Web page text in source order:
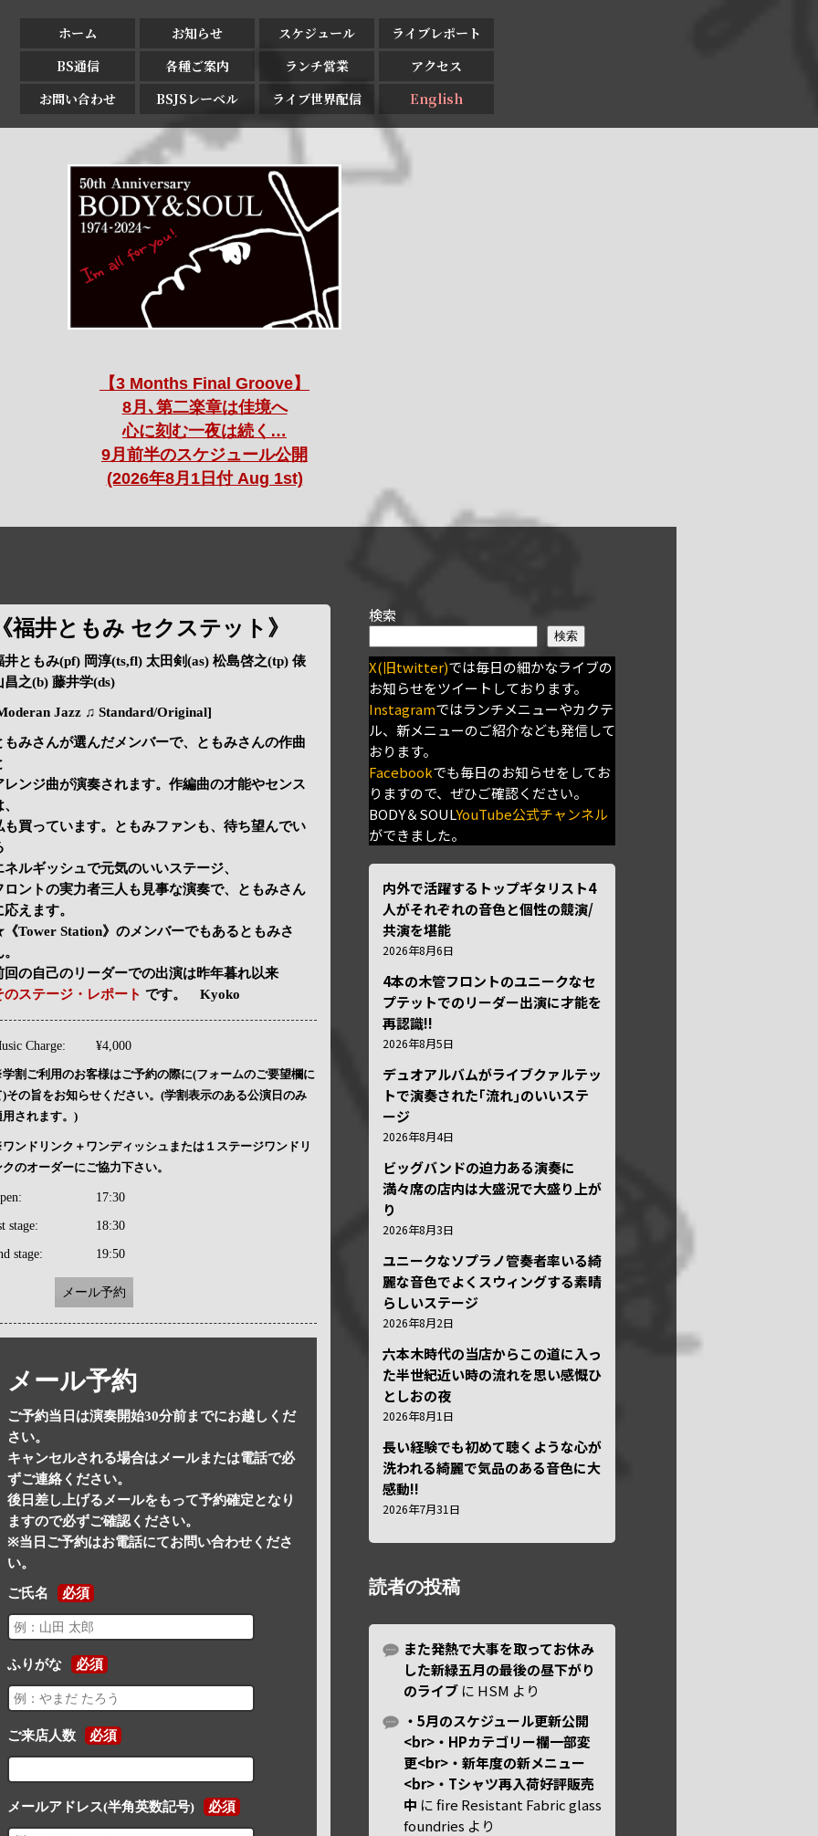
ホーム お知らせ スケジュール
ライブレポート
BS通信
各種ご案内 ランチ営業
アクセス
お問い合わせ
BSJSレーベル ライブ世界配信 English
【3 Months Final Groove】
8月､第二楽章は佳境へ
心に刻む一夜は続く…
9月前半のスケジュール公開
(2026年8月1日付 Aug 1st)
福井ともみ セクステット》
井ともみ(pf) 岡淳(ts,fl) 太田剣(as) 松島啓之(tp) 俵
昌之(b) 藤井学(ds)
Jazz ♫ Standard/Original]
もみさんが選んだメンバーで、ともみさんの作曲
レンジ曲が演奏されます。作編曲の才能やセンス
も買っています。ともみファンも、待ち望んでい
ネルギッシュで元気のいいステージ、
ロントの実力者三人も見事な演奏で、ともみさん
応えます。
Tower Station》のメンバーでもあるともみさ
回の自己のリーダーでの出演は昨年暮れ以来
のステージ・レポート です。 Kyoko
Charge: ¥4,000
割ご利用のお客様はご予約の際に(フォームのご要望欄に
)その旨をお知らせください。(学割表示のある公演日のみ
用されます。)
ンドリンク＋ワンディッシュまたは１ステージワンドリ
クのオーダーにご協力下さい。
17:30
stage: 18:30
stage: 19:50
メール予約
メール予約
ご予約当日は演奏開始30分前までにお越しくだ
さい。
キャンセルされる場合はメールまたは電話で必
ずご連絡ください。
後日差し上げるメールをもって予約確定となり
ますので必ずご確認ください。
※当日ご予約はお電話にてお問い合わせくださ
い。
ご氏名 必須
ふりがな 必須
ご来店人数 必須
メールアドレス(半角英数記号) 必須
検索
検索
X(旧twitter)では毎日の細かなライブの
お知らせをツイートしております。
Instagramではランチメニューやカクテ
ル、新メニューのご紹介なども発信して
おります。
Facebookでも毎日のお知らせをしてお
りますので、ぜひご確認ください。
BODY＆SOULYouTube公式チャンネル
ができました。
内外で活躍するトップギタリスト4
人がそれぞれの音色と個性の競演/
共演を堪能
2026年8月6日
4本の木管フロントのユニークなセ
プテットでのリーダー出演に才能を
再認識!!
2026年8月5日
デュオアルバムがライブクァルテッ
トで演奏された｢流れ｣のいいステ
ージ
2026年8月4日
ビッグバンドの迫力ある演奏に
満々席の店内は大盛況で大盛り上が
り
2026年8月3日
ユニークなソプラノ管奏者率いる綺
麗な音色でよくスウィングする素晴
らしいステージ
2026年8月2日
六本木時代の当店からこの道に入っ
た半世紀近い時の流れを思い感慨ひ
としおの夜
2026年8月1日
長い経験でも初めて聴くような心が
洗われる綺麗で気品のある音色に大
感動!!
2026年7月31日
読者の投稿
また発熱で大事を取ってお休み
した新緑五月の最後の昼下がり
のライブ に HSM より
・5月のスケジュール更新公開
<br>・HPカテゴリー欄一部変
更<br>・新年度の新メニュー
<br>・Tシャツ再入荷好評販売
中 にfire Resistant Fabric glass
foundries より